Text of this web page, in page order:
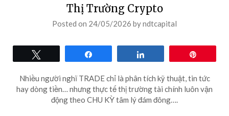
Thị Trường Crypto
Posted on 24/05/2026 byndtcapital
Nhiều người nghĩ TRADE chỉ là phân tích kỹ thuật, tin tức
hay dòng tiền… nhưng thực tế thị trường tài chính luôn vận
động theo CHU KỲ tâm lý đám đông….